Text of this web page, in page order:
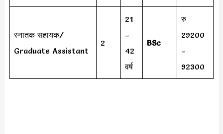
स्नातक सहायक/
Graduate Assistant
2
21
–
42
वर्ष
BSc
रु
29200
–
92300